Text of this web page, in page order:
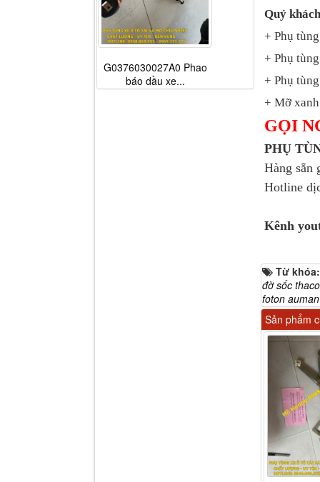
Quý
+ Phụ
+ Phụ
+ Phụ
+ Mỡ
GỌI
PHỤ
Hàng sẵn
Hotline
Kênh
Từ khóa:
đờ sốc
foton auman
Sản phẩm
G0376030027A0 Phao
báo dầu xe...